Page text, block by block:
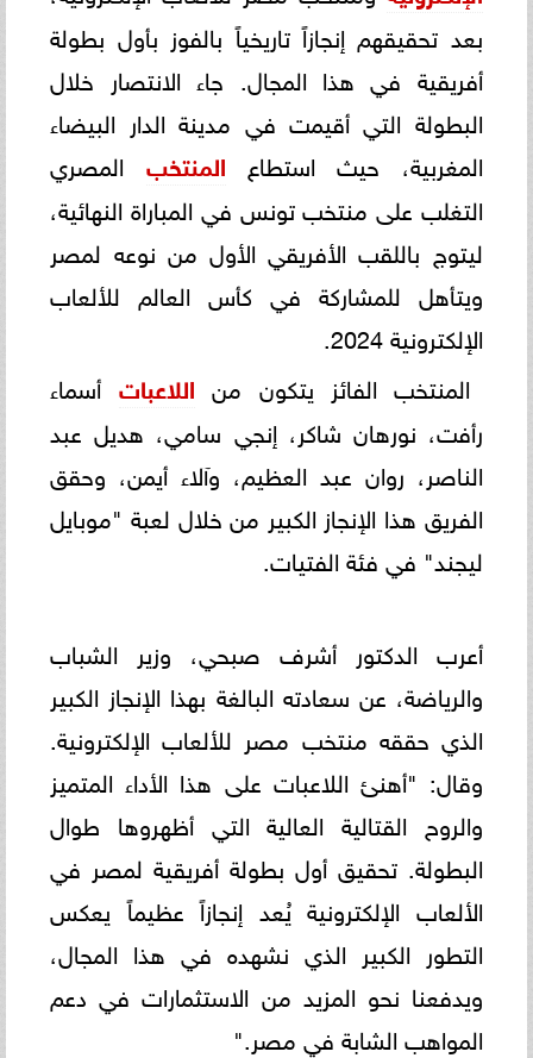
بعد تحقيقهم إنجازاً تاريخياً بالفوز بأول بطولة
أفريقية في هذا المجال. جاء الانتصار خلال
البطولة التي أقيمت في مدينة الدار البيضاء
المغربية، حيث استطاع المنتخب المصري
التغلب على منتخب تونس في المباراة النهائية،
ليتوج باللقب الأفريقي الأول من نوعه لمصر
ويتأهل للمشاركة في كأس العالم للألعاب
الإلكترونية 2024.
المنتخب الفائز يتكون من اللاعبات أسماء
رأفت، نورهان شاكر، إنجي سامي، هديل عبد
الناصر، روان عبد العظيم، وآلاء أيمن، وحقق
الفريق هذا الإنجاز الكبير من خلال لعبة "موبايل
ليجند" في فئة الفتيات.
أعرب الدكتور أشرف صبحي، وزير الشباب
والرياضة، عن سعادته البالغة بهذا الإنجاز الكبير
الذي حققه منتخب مصر للألعاب الإلكترونية.
وقال: "أهنئ اللاعبات على هذا الأداء المتميز
والروح القتالية العالية التي أظهروها طوال
البطولة. تحقيق أول بطولة أفريقية لمصر في
الألعاب الإلكترونية يُعد إنجازاً عظيماً يعكس
التطور الكبير الذي نشهده في هذا المجال،
ويدفعنا نحو المزيد من الاستثمارات في دعم
المواهب الشابة في مصر."